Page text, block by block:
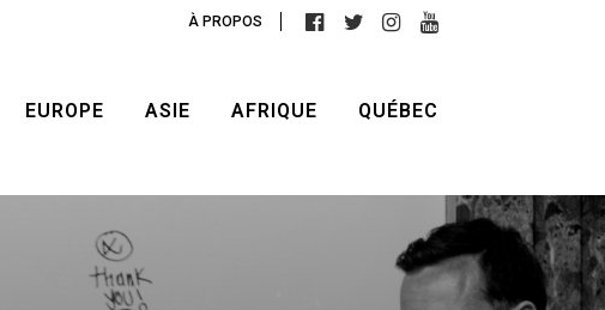
À PROPOS
EUROPE ASIE AFRIQUE QUÉBEC